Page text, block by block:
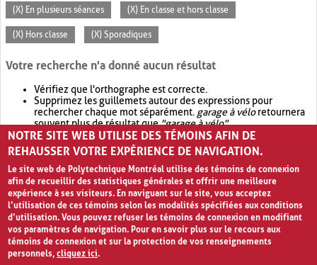
(X) En plusieurs séances (X) En classe et hors classe
(X) Hors classe (X) Sporadiques
Votre recherche n'a donné aucun résultat
Vérifiez que l'orthographe est correcte.
Supprimez les guillemets autour des expressions pour
rechercher chaque mot séparément. garage à véloretournera
souvent plus de résultat que"garage à vélo".
Envisagez d'élargir votre recherche avec OR.garage OR vélo
retournera souvent plus de résultat quegarage à vélo
NOTRE SITE WEB UTILISE DES TÉMOINS AFIN DE
REHAUSSER VOTRE EXPÉRIENCE DE NAVIGATION.
Le site web de Polytechnique Montréal utilise des témoins de connexion
afin de recueillir des statistiques générales et offrir une meilleure
expérience à ses visiteurs. En naviguant sur le site, vous acceptez
l’utilisation de ces témoins selon les modalités spécifiées aux conditions
d’utilisation. Vous pouvez refuser les témoins de connexion en modifiant
vos paramètres de navigation. Pour en savoir plus sur le recours aux
témoins de connexion et sur la protection de vos renseignements
personnels,cliquez ici.